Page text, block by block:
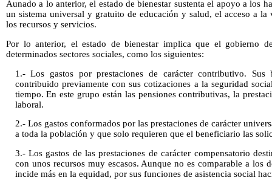
Aunado a lo anterior, el estado de bienestar sustenta el apoyo a los
un sistema universal y gratuito de educación y salud, el acceso a
los recursos y servicios.
Por lo anterior, el estado de bienestar implica que el gobierno
determinados sectores sociales, como los siguientes:
1.- Los gastos por prestaciones de carácter contributivo. Sus
contribuido previamente con sus cotizaciones a la seguridad
tiempo. En este grupo están las pensiones contributivas, la
laboral.
2.- Los gastos conformados por las prestaciones de carácter
a toda la población y que solo requieren que el beneficiario las
3.- Los gastos de las prestaciones de carácter compensatorio
con unos recursos muy escasos. Aunque no es comparable a los
incide más en la equidad, por sus funciones de asistencia social